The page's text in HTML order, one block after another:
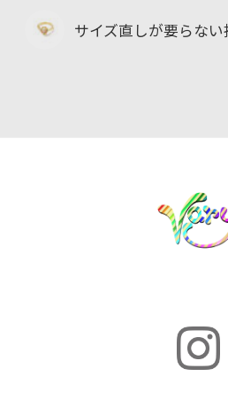
サイズ直しが要らない